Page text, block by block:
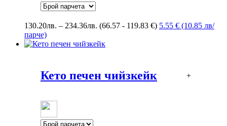
130.20лв. – 234.36лв. Price
130.20лв.
(66.57 - 119.83 €) 5.55 € (10.85 лв/
парче)
Кето печен чийзкейк +